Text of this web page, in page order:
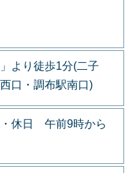
より徒歩1分(二子
口・調布駅南口)
休日 午前9時から